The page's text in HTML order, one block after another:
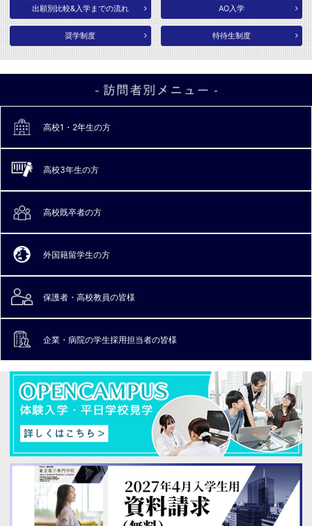
出願別比較&入学までの流れ AO入学
奨学制度 特待生制度
高校1・2年生の方
高校3年生の方
高校既卒者の方
外国籍留学生の方
保護者・高校教員の皆様
企業・病院の学生採用担当者の皆様